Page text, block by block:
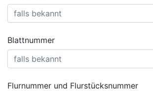
Blattnummer
Flurnummer und Flurstücksnummer